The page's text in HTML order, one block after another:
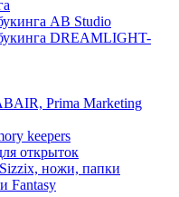
AB Studio
DREAMLIGHT-
Prima Marketing
keepers
открыток
ножи, папки
Fantasy